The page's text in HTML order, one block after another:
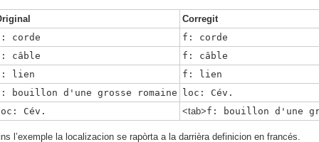
Corregit
corde
f: corde
câble
f: câble
lien
f: lien
bouillon d'une grosse romaine
loc: Cév.
Cév.
<tab>f: bouillon d'une
l’exemple la localizacion se rapòrta a la darrièra definicion en francés.